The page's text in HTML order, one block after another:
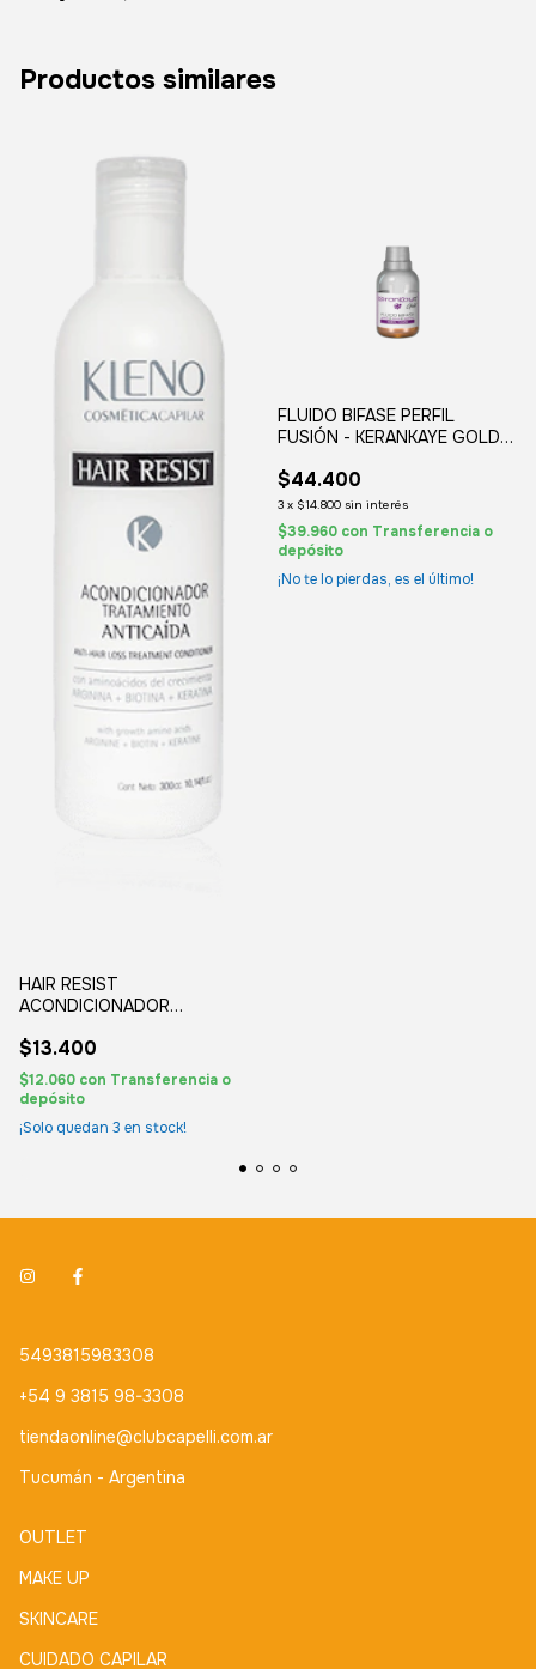
Productos similares
HAIR RESIST
ACONDICIONADOR
$13.400
$12.060 con Transferencia o
depósito
¡Solo quedan 3 en stock!
FLUIDO BIFASE PERFIL
FUSIÓN - KERANKAYE GOLD
$44.400
3 x $14.800 sin interés
$39.960 con Transferencia o
depósito
¡No te lo pierdas, es el último!
5493815983308
+54 9 3815 98-3308
tiendaonline@clubcapelli.com.ar
Tucumán - Argentina
OUTLET
MAKE UP
SKINCARE
CUIDADO CAPILAR